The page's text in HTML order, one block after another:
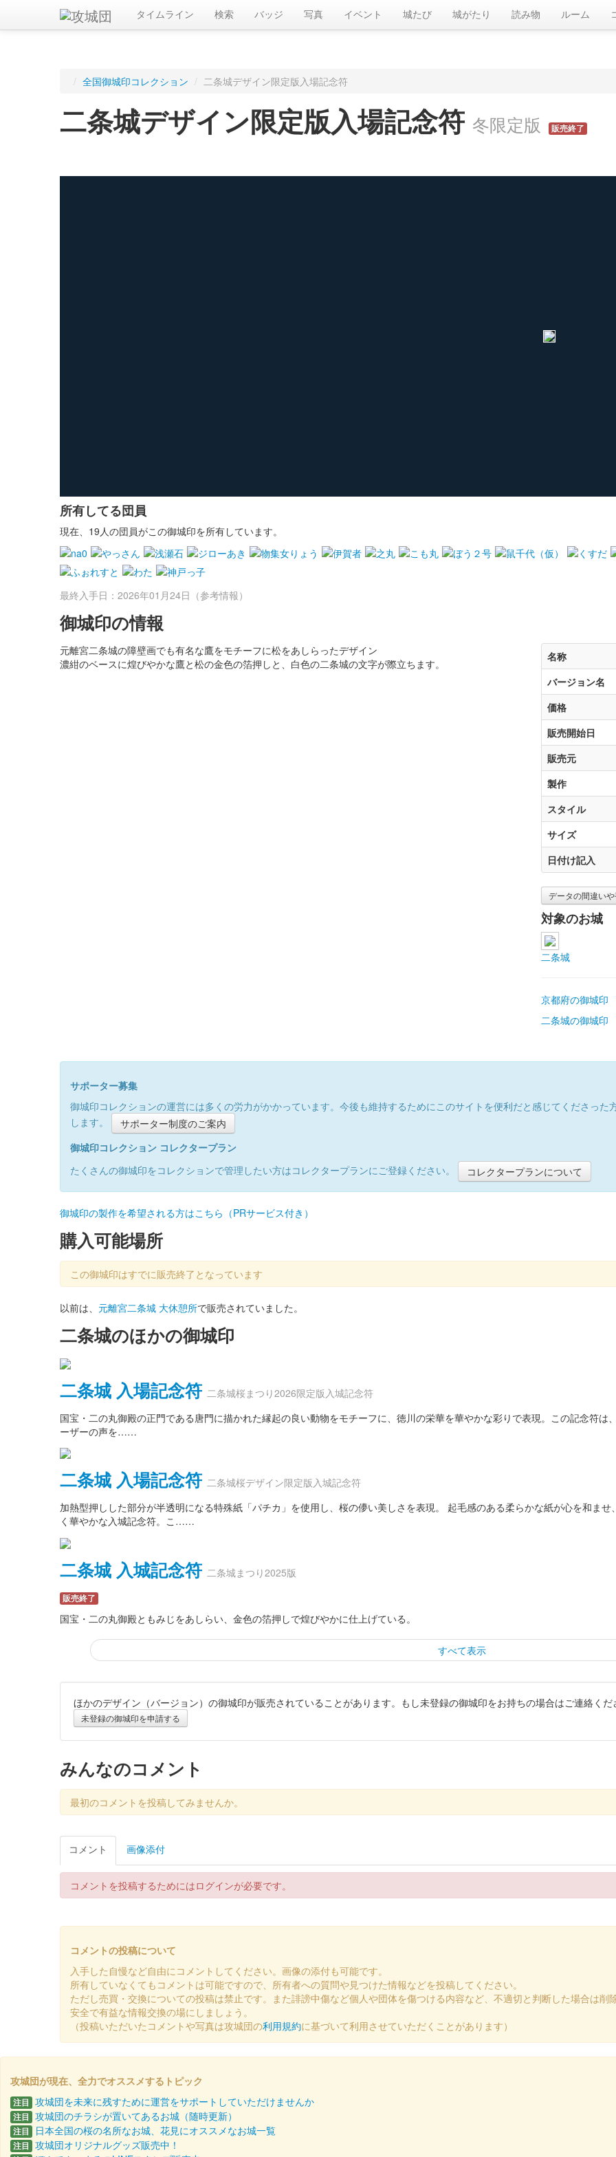
タイムライン 検索 バッジ 写真 イベント 城たび 城がたり 読み物 ルーム
/ 全国御城印コレクション / 二条城デザイン限定版入場記念符
二条城デザイン限定版入場記念符 冬限定版 販売終了
所有してる団員
現在、19人の団員がこの御城印を所有しています。
最終入手日：2026年01月24日（参考情報）
御城印の情報
元離宮二条城の障壁画でも有名な鷹をモチーフに松をあしらったデザイン
濃紺のベースに煌びやかな鷹と松の金色の箔押しと、白色の二条城の文字が際立ちます。
名称
バージョン名
価格
販売開始日
販売元
製作
スタイル
サイズ
日付け記入
データの間違い
対象のお城
二条城
京都府の御城印
二条城の御城印
サポーター募集
御城印コレクションの運営には多くの労力がかかっています。今後も維持するためにこのサイトを便利だと感じてくださっ
します。
サポーター制度のご案内
御城印コレクション コレクタープラン
たくさんの御城印をコレクションで管理したい方はコレクタープランにご登録ください。
コレクタープランについて
御城印の製作を希望される方はこちら（PRサービス付き）
購入可能場所
この御城印はすでに販売終了となっています
以前は、 元離宮二条城 大休憩所で販売されていました。
二条城のほかの御城印
二条城 入場記念符 二条城桜まつり2026限定版入城記念符
国宝・二の丸御殿の正門である唐門に描かれた縁起の良い動物をモチーフに、徳川の栄華を華やかな彩りで表現。この記念符
ーザーの声を……
二条城 入場記念符 二条城桜デザイン限定版入城記念符
加熱型押しした部分が半透明になる特殊紙「パチカ」を使用し、桜の儚い美しさを表現。 起毛感のある柔らかな紙が心を和ま
く華やかな入城記念符。こ……
二条城 入城記念符 二条城まつり2025版
販売終了
国宝・二の丸御殿ともみじをあしらい、金色の箔押しで煌びやかに仕上げている。
すべて表示
二条城 入城記念符 二条城デザイン限定版
販売終了
二条城 入城記念符 NAKED×京の七夕コラボレーション夏限定版
販売終了
限定1000枚
二条城 入城記念符
国宝・二の丸御殿の障壁画「大広間 三の間 松孔雀図」がデザインされている。3000枚限定
二条城 入城記念符 桜まつり2025版
販売終了
二条城 入場記念符 令和七年正月限定版
販売終了
ほかのデザイン（バージョン）の御城印が販売されていることがあります。もし未登録の御城印をお持ちの場合はご連絡くだ
未登録の御城印を申請する
みんなのコメント
最初のコメントを投稿してみませんか。
コメント 画像添付
コメントを投稿するためにはログインが必要です。
コメントの投稿について
入手した自慢など自由にコメントしてください。画像の添付も可能です。
所有していなくてもコメントは可能ですので、所有者への質問や見つけた情報などを投稿してください。
ただし売買・交換についての投稿は禁止です。また誹謗中傷など個人や団体を傷つける内容など、不適切と判断した場合は削
安全で有益な情報交換の場にしましょう。
（投稿いただいたコメントや写真は攻城団の利用規約に基づいて利用させていただくことがあります）
攻城団が現在、全力でオススメするトピック
注目 攻城団を未来に残すために運営をサポートしていただけませんか
注目 攻城団のチラシが置いてあるお城（随時更新）
注目 日本全国の桜の名所なお城、花見にオススメなお城一覧
注目 攻城団オリジナルグッズ販売中！